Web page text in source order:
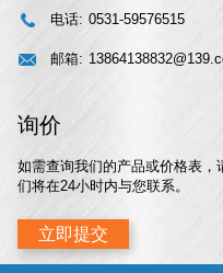
电话: 0531-59576515
邮箱:
询价
如需查询我们的产品或价格表
们将在24小时内与您联系。
立即提交